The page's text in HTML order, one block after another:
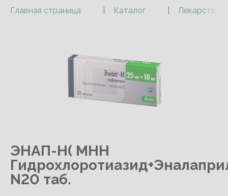
Главная страница Каталог
ЭНАП-Н( МНН
N20 таб.